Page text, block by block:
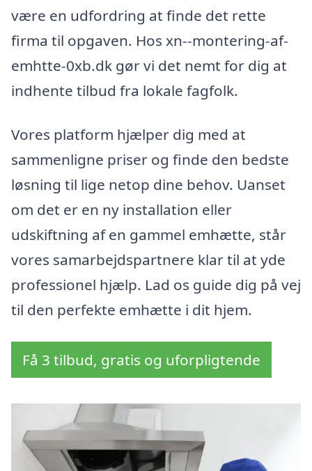
være en udfordring at finde det rette
firma til opgaven. Hos xn--montering-af-
emhtte-0xb.dk gør vi det nemt for dig at
indhente tilbud fra lokale fagfolk.
Vores platform hjælper dig med at
sammenligne priser og finde den bedste
løsning til lige netop dine behov. Uanset
om det er en ny installation eller
udskiftning af en gammel emhætte, står
vores samarbejdspartnere klar til at yde
professionel hjælp. Lad os guide dig på vej
til den perfekte emhætte i dit hjem.
Få 3 tilbud, gratis og uforpligtende